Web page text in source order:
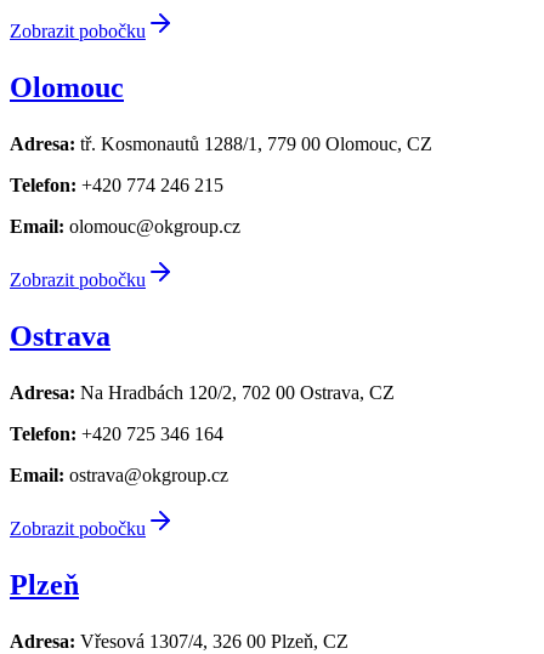
Zobrazit pobočku
Olomouc
Adresa: tř. Kosmonautů 1288/1, 779 00 Olomouc, CZ
Telefon: +420 774 246 215
Email: olomouc@okgroup.cz
Zobrazit pobočku
Ostrava
Adresa: Na Hradbách 120/2, 702 00 Ostrava, CZ
Telefon: +420 725 346 164
Email: ostrava@okgroup.cz
Zobrazit pobočku
Plzeň
Adresa: Vřesová 1307/4, 326 00 Plzeň, CZ